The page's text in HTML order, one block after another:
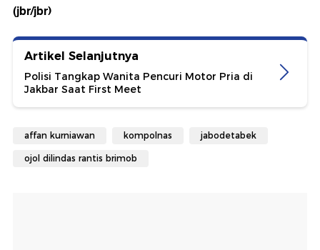
(jbr/jbr)
Artikel Selanjutnya
Polisi Tangkap Wanita Pencuri Motor Pria di
Jakbar Saat First Meet
affan kurniawan kompolnas jabodetabek
ojol dilindas rantis brimob